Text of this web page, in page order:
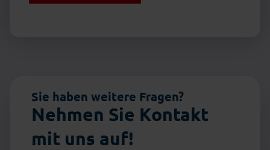
Sie haben weitere Fragen?
Nehmen Sie Kontakt
mit uns auf!